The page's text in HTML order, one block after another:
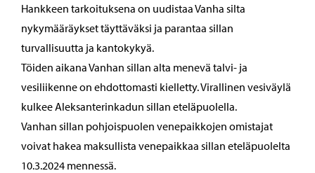
Hankkeen tarkoituksena on uudistaa Vanha silta
nykymääräykset täyttäväksi ja parantaa sillan
turvallisuutta ja kantokykyä.
Töiden aikana Vanhan sillan alta menevä talvi- ja
vesiliikenne on ehdottomasti kielletty. Virallinen vesiväylä
kulkee Aleksanterinkadun sillan eteläpuolella.
Vanhan sillan pohjoispuolen venepaikkojen omistajat
voivat hakea maksullista venepaikkaa sillan eteläpuolelta
10.3.2024 mennessä.